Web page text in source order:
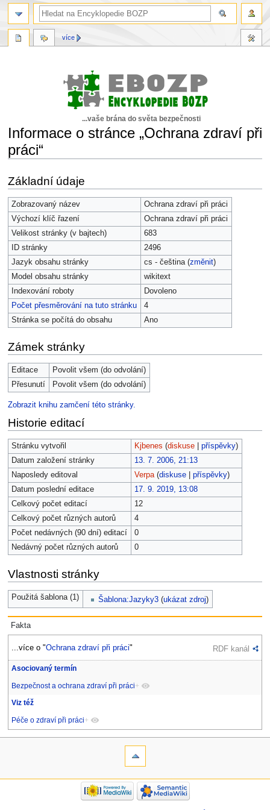
...vaše brána do světa bezpečnosti
Informace o stránce „Ochrana zdraví při
práci“
na
navigaci
na
vyhledávání
Základní údaje
Zobrazovaný název
Ochrana zdraví při práci
Výchozí klíč řazení
Ochrana zdraví při práci
Velikost stránky (v bajtech)
683
ID stránky
2496
Jazyk obsahu stránky
cs - čeština (změnit)
Model obsahu stránky
wikitext
Indexování roboty
Dovoleno
Počet přesměrování na tuto stránku
4
Stránka se počítá do obsahu
Ano
Zámek stránky
Editace
Povolit všem (do odvolání)
Přesunutí
Povolit všem (do odvolání)
Zobrazit knihu zamčení této stránky.
Historie editací
Stránku vytvořil Kjbenes (diskuse| příspěvky)
Datum založení stránky
13. 7. 2006, 21:13
Naposledy editoval
Verpa (diskuse| příspěvky)
Datum poslední editace
17. 9. 2019, 13:08
Celkový počet editací
12
Celkový počet různých autorů
4
Počet nedávných (90 dní) editací
0
Nedávný počet různých autorů
0
Vlastnosti stránky
Použitá šablona (1) Šablona:Jazyky3 (ukázat zdroj)
Fakta
...více o "Ochrana zdraví při práci" RDF kanál
Asociovaný termín
Bezpečnost a ochrana zdraví při práci+
Viz též
Péče o zdraví při práci+
více